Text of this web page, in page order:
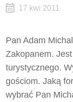
17 kwi 2011
Pan Adam
Zakopanem.
turystycznego.
gościom. Jaką
wybrać Pan